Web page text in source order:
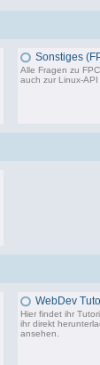
Sonstiges
Alle Fragen zu
auch zur Linux-
WebDev
Hier findet ihr
ihr direkt
ansehen.